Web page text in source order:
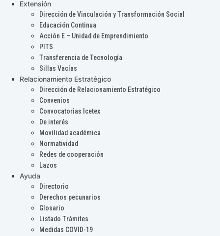
Extensión
Dirección de Vinculación y Transformación Social
Educación Continua
Acción E – Unidad de Emprendimiento
PITS
Transferencia de Tecnología
Sillas Vacías
Relacionamiento Estratégico
Dirección de Relacionamiento Estratégico
Convenios
Convocatorias Icetex
De interés
Movilidad académica
Normatividad
Redes de cooperación
Lazos
Ayuda
Directorio
Derechos pecunarios
Glosario
Listado Trámites
Medidas COVID-19